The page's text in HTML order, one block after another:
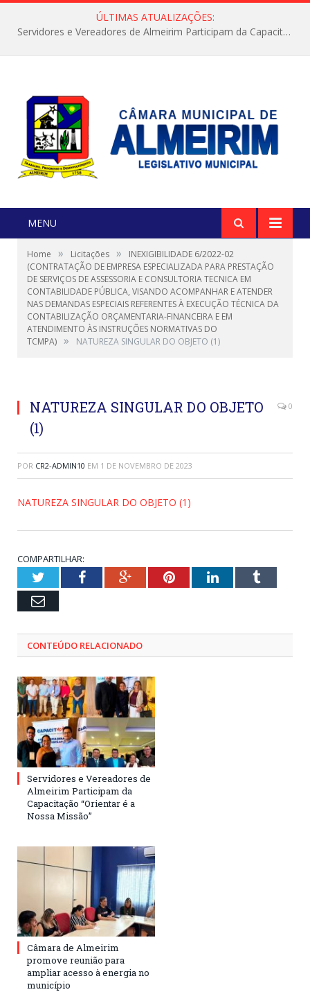
ÚLTIMAS ATUALIZAÇÕES:
Servidores e Vereadores de Almeirim Participam da Capacitação “Orientar é a Nossa Missão”
MENU
Home » Licitações »
INEXIGIBILIDADE 6/2022-02
(CONTRATAÇÃO DE EMPRESA ESPECIALIZADA PARA PRESTAÇÃO
DE SERVIÇOS DE ASSESSORIA E CONSULTORIA TECNICA EM
CONTABILIDADE PÚBLICA, VISANDO ACOMPANHAR E ATENDER
NAS DEMANDAS ESPECIAIS REFERENTES À EXECUÇÃO TÉCNICA DA
CONTABILIZAÇÃO ORÇAMENTARIA-FINANCEIRA E EM
ATENDIMENTO ÀS INSTRUÇÕES NORMATIVAS DO
TCMPA) » NATUREZA SINGULAR DO OBJETO (1)
NATUREZA SINGULAR DO OBJETO
(1)
0
POR CR2-ADMIN10 EM 1 DE NOVEMBRO DE 2023
NATUREZA SINGULAR DO OBJETO (1)
COMPARTILHAR:
TwitterFacebookGoogle+PinterestLinkedInTumblr
Email
CONTEÚDO RELACIONADO
Servidores e Vereadores de
Almeirim Participam da
Capacitação “Orientar é a
Nossa Missão”
Câmara de Almeirim
promove reunião para
ampliar acesso à energia no
município